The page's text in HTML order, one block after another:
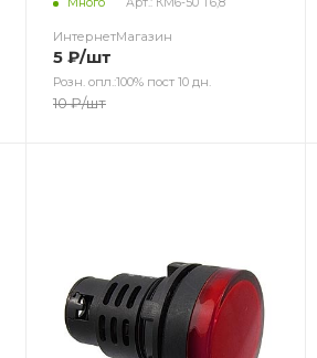
Много Арт.: КМ6-50 Т6,8
ИнтернетМагазин
5 ₽/шт
Розн. опл.:100% пост 10 дн.
10₽/шт